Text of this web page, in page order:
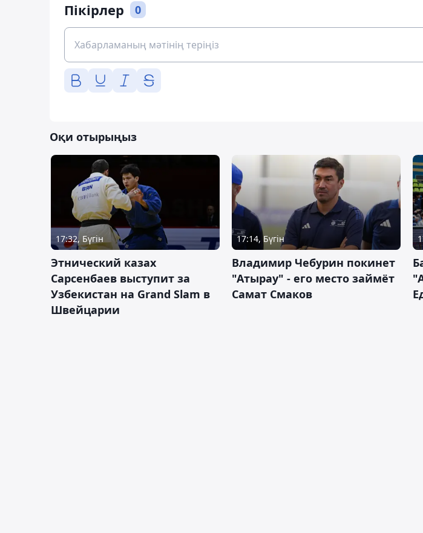
Пікірлер 0
Оқи отырыңыз
17:32, Бүгін
Этнический казах
Сарсенбаев выступит за
Узбекистан на Grand Slam в
Швейцарии
17:14, Бүгін
Владимир Чебурин покинет
"Атырау" - его место займёт
Самат Смаков